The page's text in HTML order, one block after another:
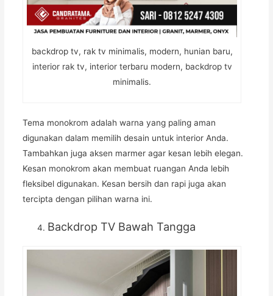
backdrop tv, rak tv minimalis, modern, hunian baru,
interior rak tv, interior terbaru modern, backdrop tv
minimalis.
Tema monokrom adalah warna yang paling aman
digunakan dalam memilih desain untuk interior Anda.
Tambahkan juga aksen marmer agar kesan lebih elegan.
Kesan monokrom akan membuat ruangan Anda lebih
fleksibel digunakan. Kesan bersih dan rapi juga akan
tercipta dengan pilihan warna ini.
Backdrop TV Bawah Tangga